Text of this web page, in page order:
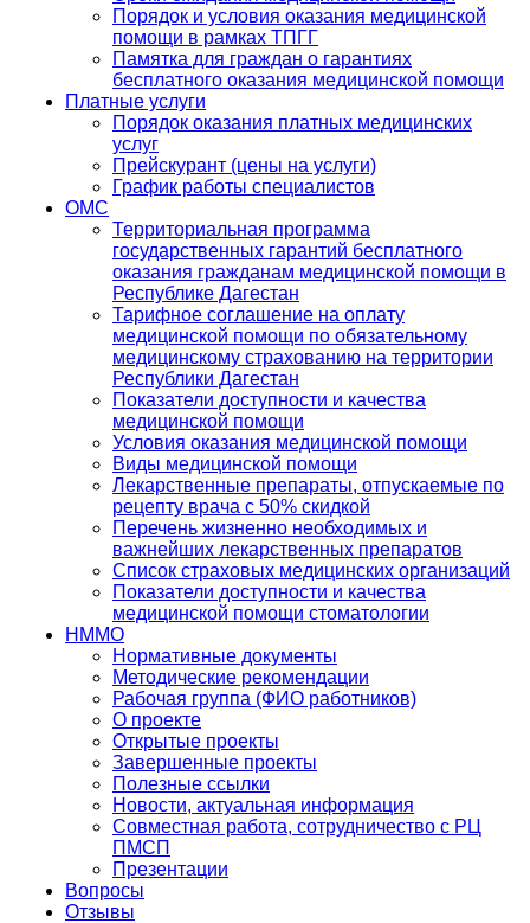
Порядок и условия оказания медицинской
помощи в рамках ТПГГ
Памятка для граждан о гарантиях
бесплатного оказания медицинской помощи
Платные услуги
Порядок оказания платных медицинских
услуг
Прейскурант (цены на услуги)
График работы специалистов
ОМС
Территориальная программа
государственных гарантий бесплатного
оказания гражданам медицинской помощи в
Республике Дагестан
Тарифное соглашение на оплату
медицинской помощи по обязательному
медицинскому страхованию на территории
Республики Дагестан
Показатели доступности и качества
медицинской помощи
Условия оказания медицинской помощи
Виды медицинской помощи
Лекарственные препараты, отпускаемые по
рецепту врача с 50% скидкой
Перечень жизненно необходимых и
важнейших лекарственных препаратов
Список страховых медицинских организаций
Показатели доступности и качества
медицинской помощи стоматологии
НММО
Нормативные документы
Методические рекомендации
Рабочая группа (ФИО работников)
О проекте
Открытые проекты
Завершенные проекты
Полезные ссылки
Новости, актуальная информация
Совместная работа, сотрудничество с РЦ
ПМСП
Презентации
Вопросы
Отзывы